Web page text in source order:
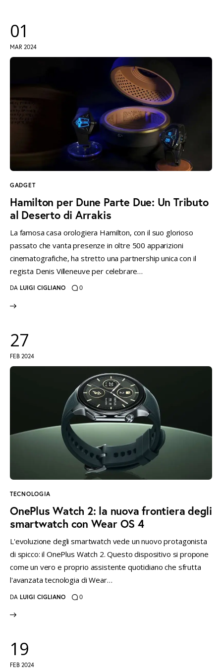
01
MAR 2024
GADGET
Hamilton per Dune Parte Due: Un Tributo
al Deserto di Arrakis
La famosa casa orologiera Hamilton, con il suo glorioso
passato che vanta presenze in oltre 500 apparizioni
cinematografiche, ha stretto una partnership unica con il
regista Denis Villeneuve per celebrare…
DA LUIGI CIGLIANO 0
27
FEB 2024
TECNOLOGIA
OnePlus Watch 2: la nuova frontiera degli
smartwatch con Wear OS 4
L'evoluzione degli smartwatch vede un nuovo protagonista
di spicco: il OnePlus Watch 2. Questo dispositivo si propone
come un vero e proprio assistente quotidiano che sfrutta
l'avanzata tecnologia di Wear…
DA LUIGI CIGLIANO 0
19
FEB 2024